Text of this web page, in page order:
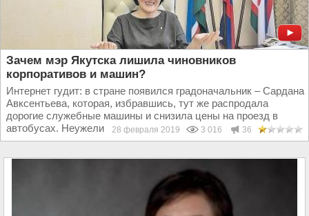
Зачем мэр Якутска лишила чиновников
корпоративов и машин?
Интернет гудит: в стране появился градоначальник – Сардана
Авксентьева, которая, избравшись, тут же распродала
дорогие служебные машины и снизила цены на проезд в
автобусах. Неужели такое бывает?!...
28 февраля 2019 3 016 36